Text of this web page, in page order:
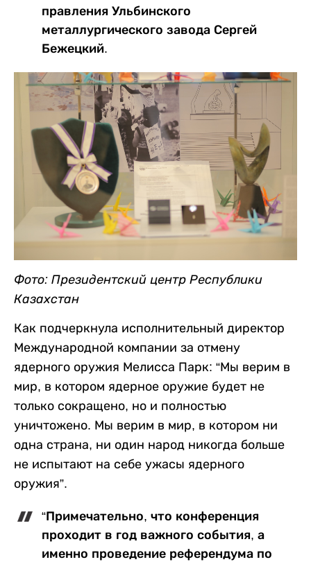
правления Ульбинского
металлургического завода Сергей
Бежецкий.
Фото: Президентский центр Республики
Казахстан
Как подчеркнула исполнительный директор
Международной компании за отмену
ядерного оружия Мелисса Парк: “Мы верим в
мир, в котором ядерное оружие будет не
только сокращено, но и полностью
уничтожено. Мы верим в мир, в котором ни
одна страна, ни один народ никогда больше
не испытают на себе ужасы ядерного
оружия”.
“Примечательно, что конференция
проходит в год важного события, а
именно проведение референдума по